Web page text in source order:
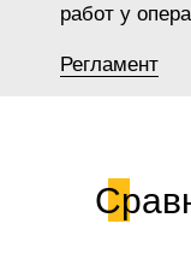
работ у
Регламент